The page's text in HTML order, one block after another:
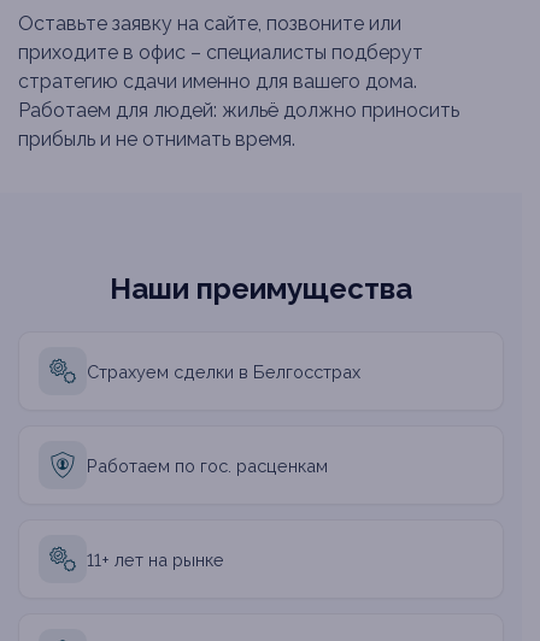
Оставьте заявку на сайте, позвоните или
приходите в офис – специалисты подберут
стратегию сдачи именно для вашего дома.
Работаем для людей: жильё должно приносить
прибыль и не отнимать время.
Наши преимущества
Страхуем сделки в Белгосстрах
Работаем по гос. расценкам
11+ лет на рынке